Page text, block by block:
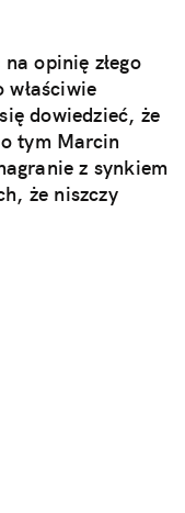
opinię złego
dowiedzieć, że
tym Marcin
z synkiem
że niszczy